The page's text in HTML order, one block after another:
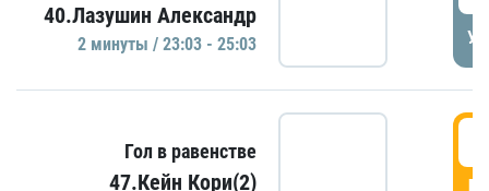
40.Лазушин Александр
2 минуты / 23:03 - 25:03
Гол в равенстве
47.Кейн Кори(2)